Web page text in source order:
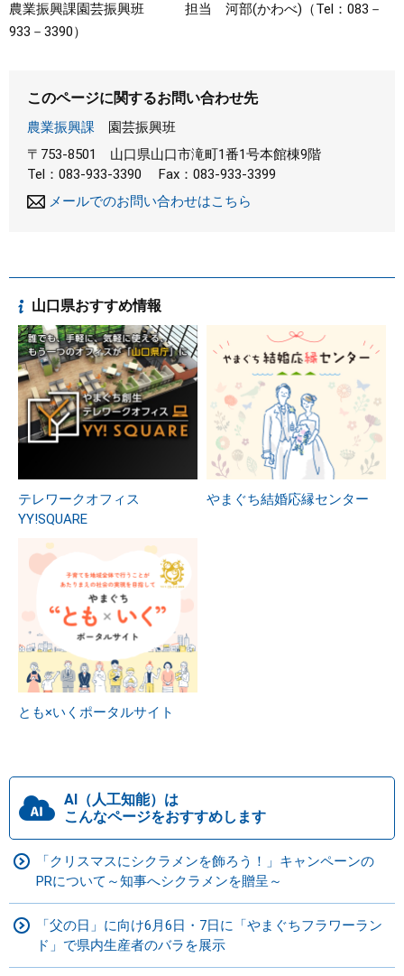
農業振興課園芸振興班 担当 河部(かわべ)（Tel：083－
933－3390）
このページに関するお問い合わせ先
農業振興課
園芸振興班
〒753-8501
山口県山口市滝町1番1号本館棟9階
Tel：083-933-3390
Fax：083-933-3399
メールでのお問い合わせはこちら
山口県おすすめ情報
テレワークオフィス
YY!SQUARE
やまぐち結婚応縁センター
とも×いくポータルサイト
AI（人工知能）は
こんなページをおすすめします
「クリスマスにシクラメンを飾ろう！」キャンペーンの
PRについて～知事へシクラメンを贈呈～
「父の日」に向け6月6日・7日に「やまぐちフラワーラン
ド」で県内生産者のバラを展示